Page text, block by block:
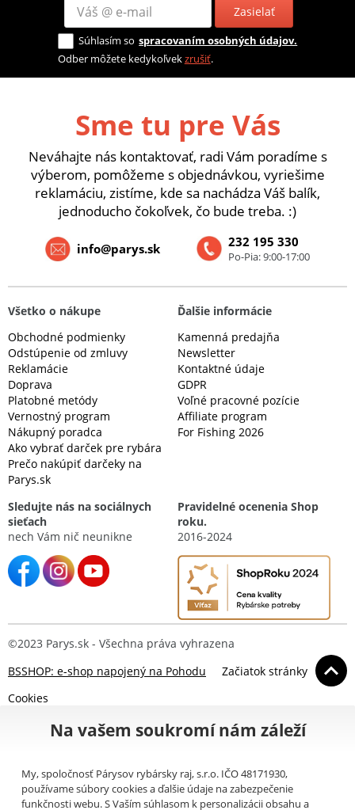
Zasielať
Súhlasím so spracovaním osobných údajov.
Odber môžete kedykoľvekzrušiť.
Sme tu pre Vás
Neváhajte nás kontaktovať, radi Vám poradíme s
výberom, pomôžeme s objednávkou, vyriešime
reklamáciu, zistíme, kde sa nachádza Váš balík,
jednoducho čokoľvek, čo bude treba. :)
232 195 330
Po-Pia: 9:00-17:00
info@parys.sk
Všetko o nákupe
Obchodné podmienky
Odstúpenie od zmluvy
Reklamácie
Doprava
Platobné metódy
Vernostný program
Nákupný poradca
Ako vybrať darček pre rybára
Prečo nakúpiť darčeky na
Parys.sk
Ďalšie informácie
Kamenná predajňa
Newsletter
Kontaktné údaje
GDPR
Voľné pracovné pozície
Affiliate program
For Fishing 2026
Sledujte nás na sociálnych
sieťach
nech Vám nič neunikne
Pravidelné ocenenia Shop
roku.
2016-2024
©2023 Parys.sk - Všechna práva vyhrazena
BSSHOP: e-shop napojený na Pohodu
Začiatok stránky
Cookies
Na vašem soukromí nám záleží
My, spoločnosť Párysov rybársky raj, s.r.o. IČO 48171930,
používame súbory cookies a ďalšie údaje na zabezpečenie
funkčnosti webu. S Vaším súhlasom k personalizácii obsahu a